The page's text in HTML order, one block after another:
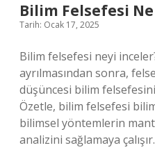
Bilim Felsefesi
Tarih: Ocak 17, 2025
Bilim felsefesi neyi
ayrılmasından sonra,
düşüncesi bilim
Özetle, bilim felsefesi
bilimsel yöntemlerin
analizini sağlamaya